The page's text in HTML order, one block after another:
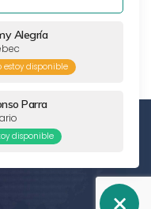
Alegría
estoy disponible
Parra
disponible